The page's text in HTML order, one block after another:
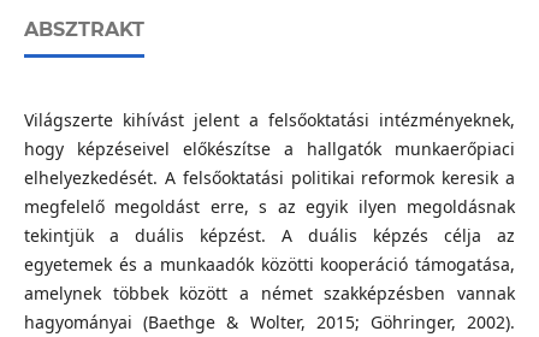
ABSZTRAKT
Világszerte kihívást jelent a felsőoktatási intézményeknek,
hogy képzéseivel előkészítse a hallgatók munkaerőpiaci
elhelyezkedését. A felsőoktatási politikai reformok keresik a
megfelelő megoldást erre, s az egyik ilyen megoldásnak
tekintjük a duális képzést. A duális képzés célja az
egyetemek és a munkaadók közötti kooperáció támogatása,
amelynek többek között a német szakképzésben vannak
hagyományai (Baethge & Wolter, 2015; Göhringer, 2002).